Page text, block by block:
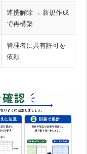
連携解除 → 新規作成
で再構築
管理者に共有許可を
依頼